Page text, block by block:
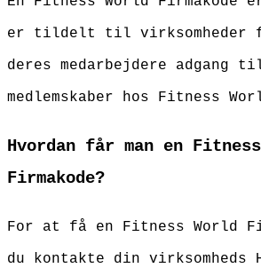
er tildelt til virksomheder
deres medarbejdere adgang
medlemskaber hos Fitness
Hvordan får man en
Firmakode?
For at få en Fitness World
du kontakte din virksomheds